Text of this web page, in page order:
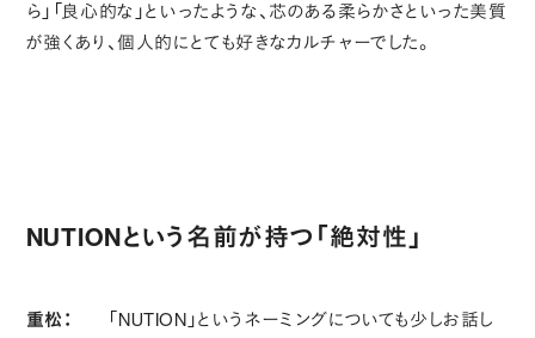
ら」「良心的な」といったような、芯のある柔らかさといった美質
が強くあり、個人的にとても好きなカルチャーでした。
NUTIONという名前が持つ「絶対性」
重松：
「NUTION」というネーミングについても少しお話し